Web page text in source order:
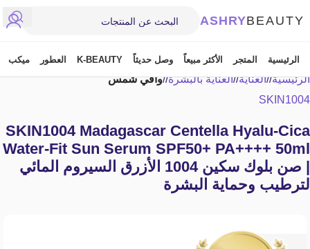
ASHRYBEAUTY
الرئيسية المتجر الأكثر مبيعاً وصل حديثاً K-BEAUTY العطور ميكب
الرئيسية/ العناية/ العناية بالبشرة/ واقي شمس
SKIN1004
SKIN1004 Madagascar Centella Hyalu-Cica
Water-Fit Sun Serum SPF50+ PA++++ 50ml
| صن بلوك سكين 1004 الأزرق السيروم المائي
لترطيب وحماية البشرة